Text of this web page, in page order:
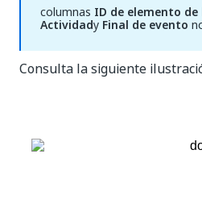
columnas ID de elemento
Actividady Final de evento
Consulta la siguiente